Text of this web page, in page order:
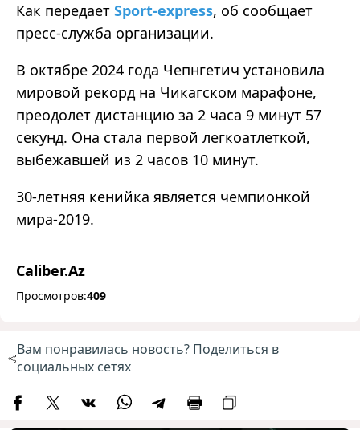
Как передает Sport-express, об сообщает
пресс-служба организации.
В октябре 2024 года Чепнгетич установила
мировой рекорд на Чикагском марафоне,
преодолет дистанцию за 2 часа 9 минут 57
секунд. Она стала первой легкоатлеткой,
выбежавшей из 2 часов 10 минут.
30-летняя кенийка является чемпионкой
мира-2019.
Caliber.Az
Просмотров:409
Вам понравилась новость? Поделиться в
социальных сетях